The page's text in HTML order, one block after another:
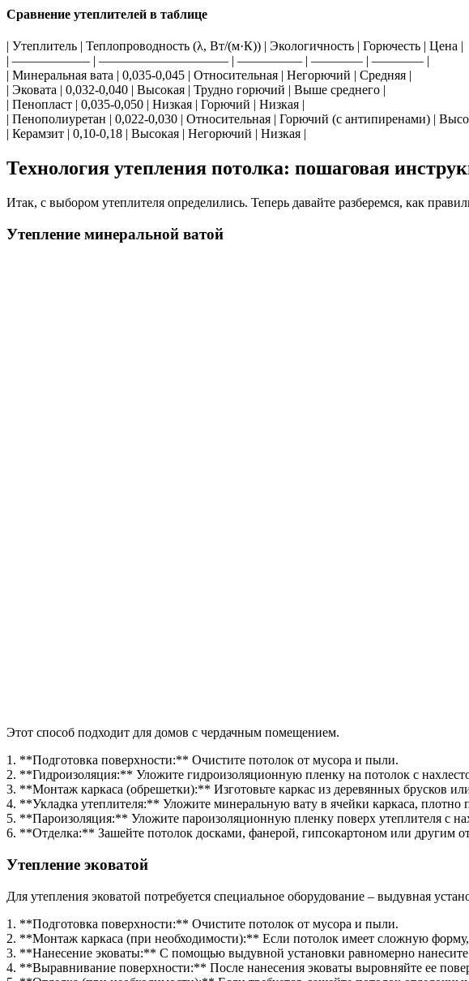
Сравнение утеплителей в таблице
| Утеплитель | Теплопроводность (λ, Вт/(м·К)) | Экологичность | Горючесть | Цена |
| —————— | —————————— | ————— | ———— | ———— |
| Минеральная вата | 0,035-0,045 | Относительная | Негорючий | Средняя |
| Эковата | 0,032-0,040 | Высокая | Трудно горючий | Выше среднего |
| Пенопласт | 0,035-0,050 | Низкая | Горючий | Низкая |
| Пенополиуретан | 0,022-0,030 | Относительная | Горючий (с антипиренами) |
| Керамзит | 0,10-0,18 | Высокая | Негорючий | Низкая |
Технология утепления потолка: пошаговая
Итак, с выбором утеплителя определились. Теперь давайте разберемся, как
Утепление минеральной ватой
Этот способ подходит для домов с чердачным помещением.
1. **Подготовка поверхности:** Очистите потолок от мусора и пыли.
2. **Гидроизоляция:** Уложите гидроизоляционную пленку на потолок с
3. **Монтаж каркаса (обрешетки):** Изготовьте каркас из деревянных брусков
4. **Укладка утеплителя:** Уложите минеральную вату в ячейки каркаса, плотно
5. **Пароизоляция:** Уложите пароизоляционную пленку поверх утеплителя с
6. **Отделка:** Зашейте потолок досками, фанерой, гипсокартоном или другим
Утепление эковатой
Для утепления эковатой потребуется специальное оборудование – выдувная
1. **Подготовка поверхности:** Очистите потолок от мусора и пыли.
2. **Монтаж каркаса (при необходимости):** Если потолок имеет сложную
3. **Нанесение эковаты:** С помощью выдувной установки равномерно нанесите
4. **Выравнивание поверхности:** После нанесения эковаты выровняйте ее